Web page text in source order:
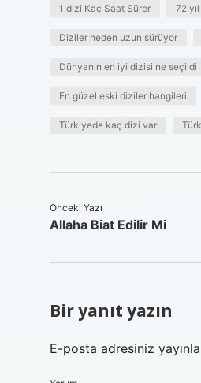
1 dizi Kaç Saat Sürer 72
Diziler neden uzun sürüyor
Dünyanın en iyi dizisi ne seçildi
En güzel eski diziler hangileri
Türkiyede kaç dizi var
Önceki Yazı
Allaha Biat Edilir Mi
Bir yanıt yazın
E-posta adresiniz